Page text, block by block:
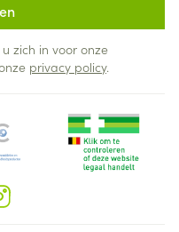
zich in voor onze
privacy policy.